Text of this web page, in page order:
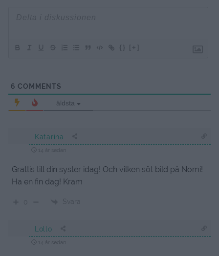
{} [+]
6 COMMENTS
äldsta
Katarina
14 år sedan
Grattis till din syster idag! Och vilken söt bild på Nomi!
Ha en fin dag! Kram
Svara
Lollo
14 år sedan